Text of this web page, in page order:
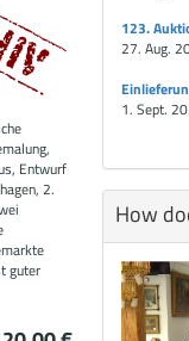
Entwurf
2.
guter
123.
27. Aug.
1. Sept.
How